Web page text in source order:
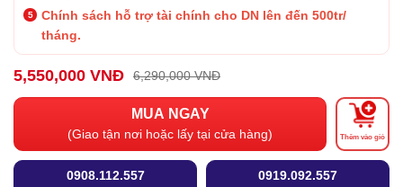
Chính sách hỗ trợ tài chính cho DN lên đến 500tr/
tháng.
5,550,000 VNĐ 6,290,000 VNĐ
MUA NGAY
(Giao tận nơi hoặc lấy tại cửa hàng) Thêm vào giỏ
0908.112.557
0919.092.557